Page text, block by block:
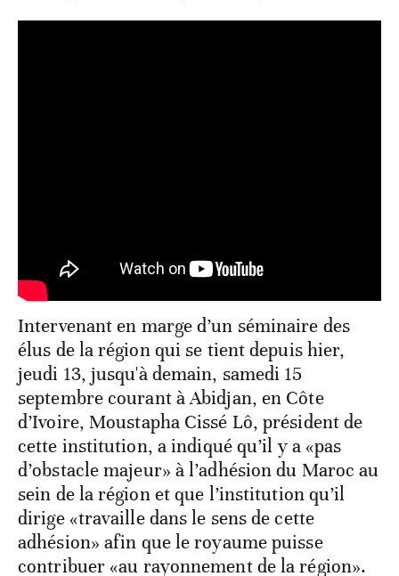
Intervenant en marge d’un séminaire des
élus de la région qui se tient depuis hier,
jeudi 13, jusqu'à demain, samedi 15
septembre courant à Abidjan, en Côte
d’Ivoire, Moustapha Cissé Lô, président de
cette institution, a indiqué qu’il y a «pas
d’obstacle majeur» à l’adhésion du Maroc au
sein de la région et que l’institution qu’il
dirige «travaille dans le sens de cette
adhésion» afin que le royaume puisse
contribuer «au rayonnement de la région».